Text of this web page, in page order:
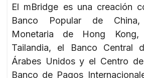
El mBridge es una creación
Banco Popular de
Monetaria de Hong
Tailandia, el Banco Central
Árabes Unidos y el Centro
Banco de Pagos